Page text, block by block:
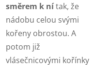
směrem k nítak, že
nádobu celou svými
kořeny obrostou. A
potom již
vlásečnicovými kořínky